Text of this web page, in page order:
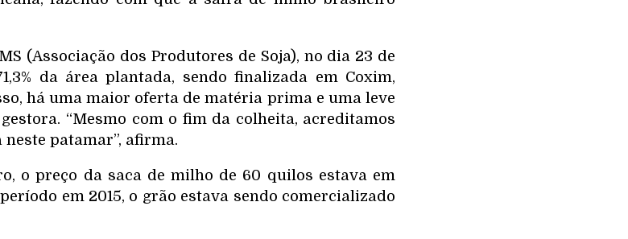
(Associação dos Produtores de Soja), no dia 23 de
da área plantada, sendo finalizada em Coxim,
há uma maior oferta de matéria prima e uma leve
“Mesmo com o fim da colheita, acreditamos
patamar”, afirma.
o preço da saca de milho de 60 quilos estava em
em 2015, o grão estava sendo comercializado